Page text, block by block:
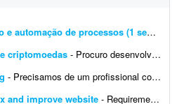
Segurança da informação e automação de processos (1 semana)
criptomoedas - Procuro desenvolvedor full stack para criar uma plataforma profissional e scanner de arbitragem de criptomoedas, semelhante às principais soluções internacionais do mercado, po...
- Precisamos de um profissional com experiência em e-commerce e em configurações no Bling. Atualmente temos a conta de um cliente integrada com loja própria, Mercado Livre,...
and improve website - Requirements: - Basic to intermediate full-stack development skills - Experience with front-end and back-end web development - Ability to troubleshoot bugs and make small improvements - Good commu...